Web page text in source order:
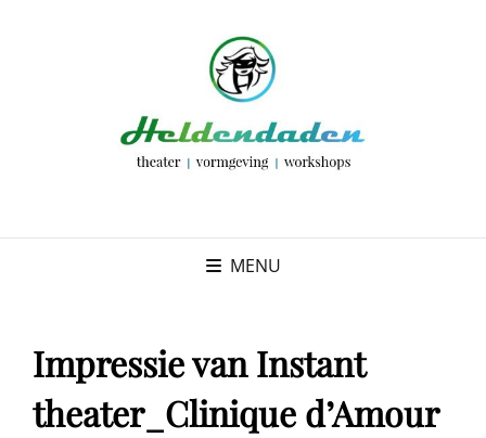
MENU
Impressie van Instant
theater_Clinique d’Amour